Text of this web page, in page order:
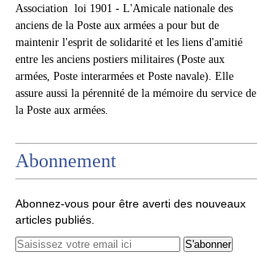
Association loi 1901 - L'Amicale nationale des
anciens de la Poste aux armées a pour but de
maintenir l'esprit de solidarité et les liens d'amitié
entre les anciens postiers militaires (Poste aux
armées, Poste interarmées et Poste navale). Elle
assure aussi la pérennité de la mémoire du service de
la Poste aux armées.
Abonnement
Abonnez-vous pour être averti des nouveaux
articles publiés.